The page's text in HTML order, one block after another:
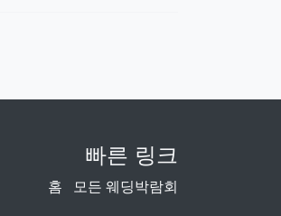
빠른 링크
홈 모든 웨딩박람회